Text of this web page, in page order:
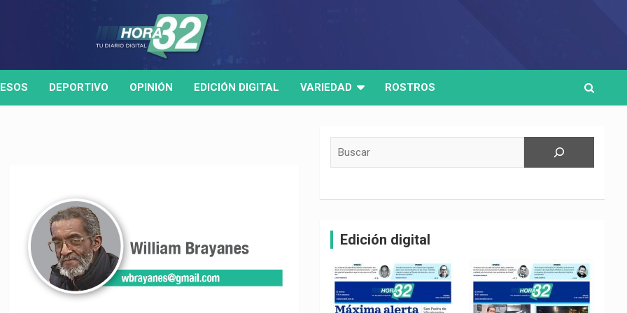
DEPORTIVO OPINIÓN EDICIÓN DIGITAL VARIEDAD ROSTROS
Edición digital